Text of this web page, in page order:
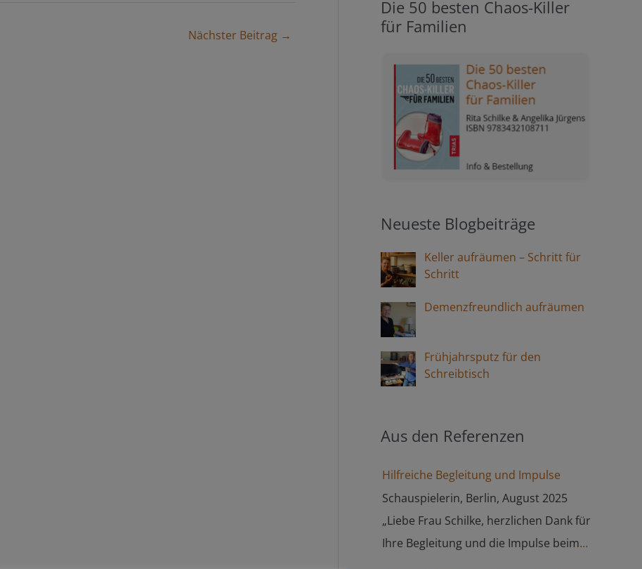
Nächster Beitrag →
Die 50 besten Chaos-Killer
für Familien
Neueste Blogbeiträge
Keller aufräumen – Schritt für
Schritt
Demenzfreundlich aufräumen
Frühjahrsputz für den
Schreibtisch
Aus den Referenzen
Hilfreiche Begleitung und Impulse
Schauspielerin, Berlin, August 2025
„Liebe Frau Schilke, herzlichen Dank für
Ihre Begleitung und die Impulse beim